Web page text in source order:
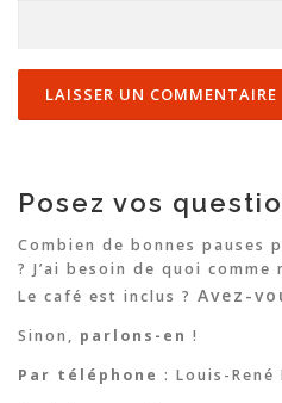
Posez vos
Combien de bonnes pauses
? J’ai besoin de quoi
Le café est inclus ? Avez-
Sinon, parlons-en !
Par téléphone : Louis-René